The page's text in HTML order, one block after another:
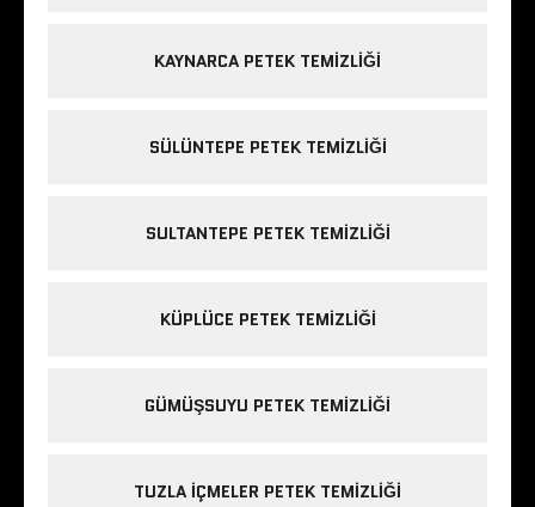
KAYNARCA PETEK TEMIZLIĞI
SÜLÜNTEPE PETEK TEMIZLIĞI
SULTANTEPE PETEK TEMIZLIĞI
KÜPLÜCE PETEK TEMIZLIĞI
GÜMÜŞSUYU PETEK TEMIZLIĞI
TUZLA IÇMELER PETEK TEMIZLIĞI